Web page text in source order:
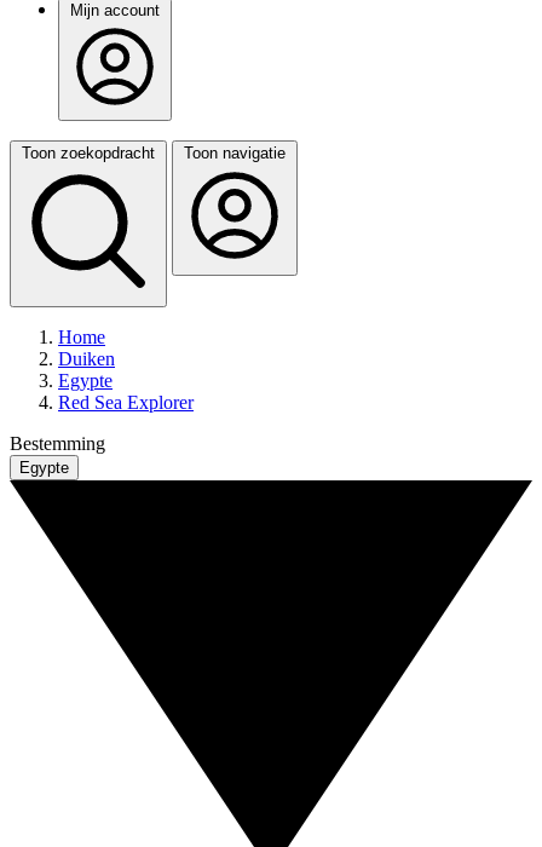
Mijn account
Toon zoekopdracht Toon navigatie
Home
Duiken
Egypte
Red Sea Explorer
Bestemming
Egypte